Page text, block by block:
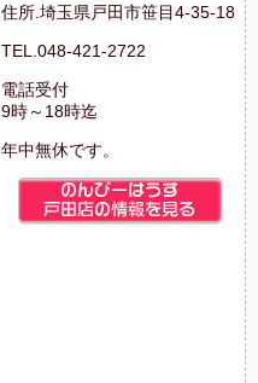
住所.埼玉県戸田市笹目4-35-18
TEL.048-421-2722
電話受付
9時～18時迄
年中無休です。